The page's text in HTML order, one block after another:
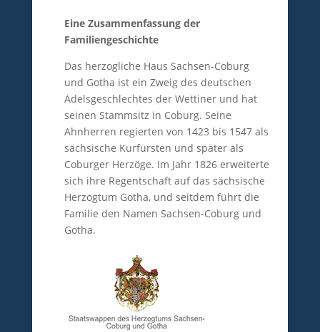
Eine Zusammenfassung der
Familiengeschichte
Das herzogliche Haus Sachsen-Coburg
und Gotha ist ein Zweig des deutschen
Adelsgeschlechtes der Wettiner und hat
seinen Stammsitz in Coburg. Seine
Ahnherren regierten von 1423 bis 1547 als
sächsische Kurfürsten und später als
Coburger Herzöge. Im Jahr 1826 erweiterte
sich ihre Regentschaft auf das sächsische
Herzogtum Gotha, und seitdem führt die
Familie den Namen Sachsen-Coburg und
Gotha.